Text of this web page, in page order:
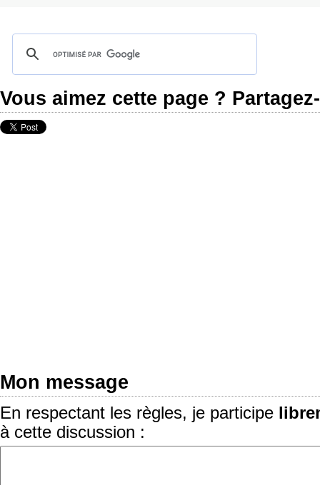
Vous aimez cette page ?
Mon message
En respectant les règles, je participe
à cette discussion :